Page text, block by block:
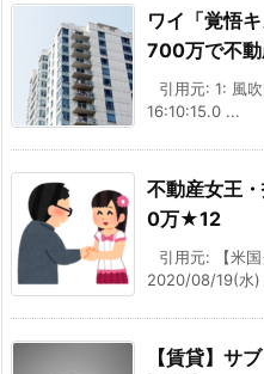
ワイ「覚悟
700万で不
引用元: 1: 風
16:10:15.0 ...
不動産女王
0万★12
引用元: 【米
2020/08/19(水)
【賃貸】サ